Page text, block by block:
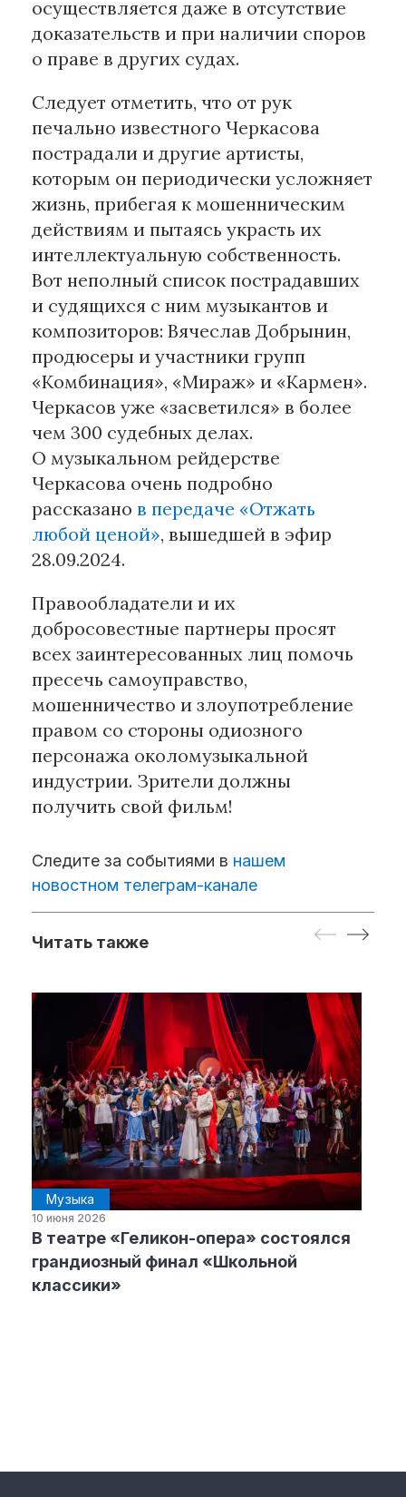
осуществляется даже в отсутствие
доказательств и при наличии споров
о праве в других судах.
Следует отметить, что от рук
печально известного Черкасова
пострадали и другие артисты,
которым он периодически усложняет
жизнь, прибегая к мошенническим
действиям и пытаясь украсть их
интеллектуальную собственность.
Вот неполный список пострадавших
и судящихся с ним музыкантов и
композиторов: Вячеслав Добрынин,
продюсеры и участники групп
«Комбинация», «Мираж» и «Кармен».
Черкасов уже «засветился» в более
чем 300 судебных делах.
О музыкальном рейдерстве
Черкасова очень подробно
рассказано в передаче «Отжать
любой ценой», вышедшей в эфир
28.09.2024.
Правообладатели и их
добросовестные партнеры просят
всех заинтересованных лиц помочь
пресечь самоуправство,
мошенничество и злоупотребление
правом со стороны одиозного
персонажа околомузыкальной
индустрии. Зрители должны
получить свой фильм!
Следите за событиями в нашем
новостном телеграм-канале
Читать также
Музыка
10 июня 2026
В театре «Геликон-опера» состоялся
грандиозный финал «Школьной
классики»